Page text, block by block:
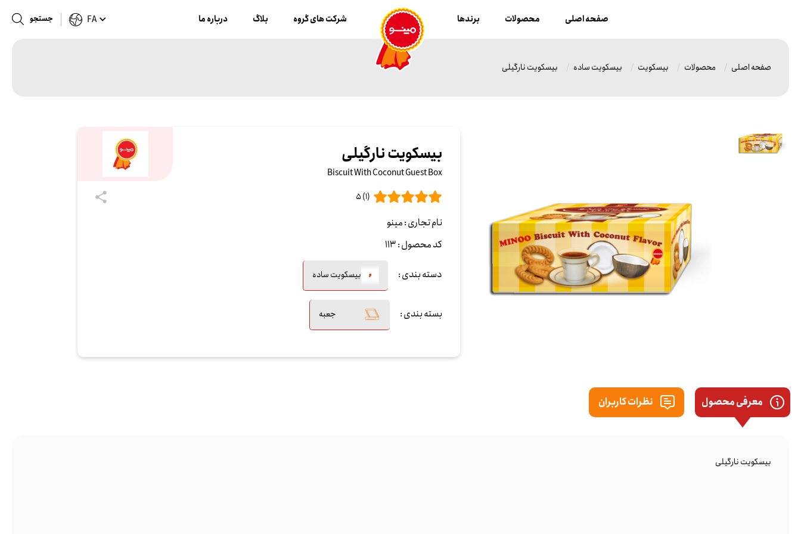
صفحه اصلی محصولات برندها شرکت های گروه بلاگ درباره ما FA جستجو
صفحه اصلی محصولات بیسکویت بیسکویت ساده بیسکویت نارگیلی
بیسکویت نارگیلی
Biscuit With Coconut Guest Box
(1) 5
نام تجاری :مینو
کد محصول :113
دسته بندی : بیسکویت ساده
بسته بندی : جعبه
معرفی محصول نظرات کاربران
بیسکویت نارگیلی